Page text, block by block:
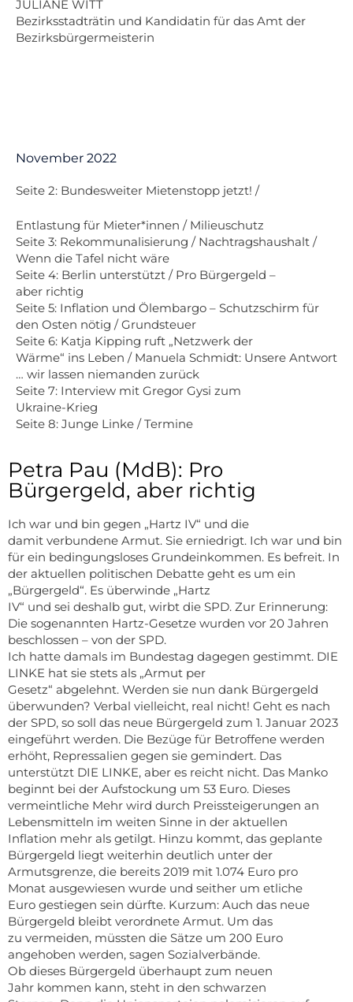
JULIANE WITT
Bezirksstadträtin und Kandidatin für das Amt der
Bezirksbürgermeisterin
November 2022
Seite 2: Bundesweiter Mietenstopp jetzt! /
Entlastung für Mieter*innen / Milieuschutz
Seite 3: Rekommunalisierung / Nachtragshaushalt /
Wenn die Tafel nicht wäre
Seite 4: Berlin unterstützt / Pro Bürgergeld –
aber richtig
Seite 5: Inflation und Ölembargo – Schutzschirm für
den Osten nötig / Grundsteuer
Seite 6: Katja Kipping ruft „Netzwerk der
Wärme“ ins Leben / Manuela Schmidt: Unsere Antwort
… wir lassen niemanden zurück
Seite 7: Interview mit Gregor Gysi zum
Ukraine-Krieg
Seite 8: Junge Linke / Termine
Petra Pau (MdB): Pro
Bürgergeld, aber richtig
Ich war und bin gegen „Hartz IV“ und die
damit verbundene Armut. Sie erniedrigt. Ich war und bin
für ein bedingungsloses Grundeinkommen. Es befreit. In
der aktuellen politischen Debatte geht es um ein
„Bürgergeld“. Es überwinde „Hartz
IV“ und sei deshalb gut, wirbt die SPD. Zur Erinnerung:
Die sogenannten Hartz-Gesetze wurden vor 20 Jahren
beschlossen – von der SPD.
Ich hatte damals im Bundestag dagegen gestimmt. DIE
LINKE hat sie stets als „Armut per
Gesetz“ abgelehnt. Werden sie nun dank Bürgergeld
überwunden? Verbal vielleicht, real nicht! Geht es nach
der SPD, so soll das neue Bürgergeld zum 1. Januar 2023
eingeführt werden. Die Bezüge für Betroffene werden
erhöht, Repressalien gegen sie gemindert. Das
unterstützt DIE LINKE, aber es reicht nicht. Das Manko
beginnt bei der Aufstockung um 53 Euro. Dieses
vermeintliche Mehr wird durch Preissteigerungen an
Lebensmitteln im weiten Sinne in der aktuellen
Inflation mehr als getilgt. Hinzu kommt, das geplante
Bürgergeld liegt weiterhin deutlich unter der
Armutsgrenze, die bereits 2019 mit 1.074 Euro pro
Monat ausgewiesen wurde und seither um etliche
Euro gestiegen sein dürfte. Kurzum: Auch das neue
Bürgergeld bleibt verordnete Armut. Um das
zu vermeiden, müssten die Sätze um 200 Euro
angehoben werden, sagen Sozialverbände.
Ob dieses Bürgergeld überhaupt zum neuen
Jahr kommen kann, steht in den schwarzen